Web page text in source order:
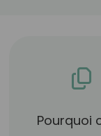
Pourquoi